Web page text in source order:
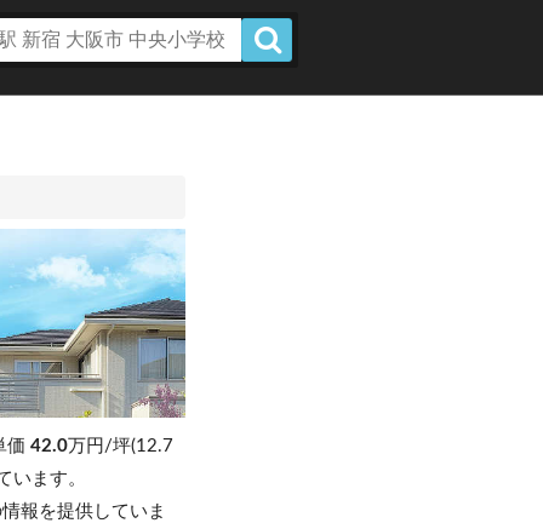
価42.0万円/坪(12.7
います。
報を提供していま